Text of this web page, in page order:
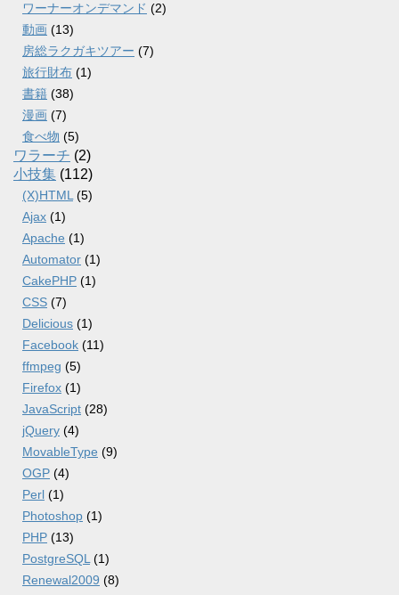
ワーナーオンデマンド (2)
動画 (13)
房総ラクガキツアー (7)
旅行財布 (1)
書籍 (38)
漫画 (7)
食べ物 (5)
ワラーチ (2)
小技集 (112)
(X)HTML (5)
Ajax (1)
Apache (1)
Automator (1)
CakePHP (1)
CSS (7)
Delicious (1)
Facebook (11)
ffmpeg (5)
Firefox (1)
JavaScript (28)
jQuery (4)
MovableType (9)
OGP (4)
Perl (1)
Photoshop (1)
PHP (13)
PostgreSQL (1)
Renewal2009 (8)